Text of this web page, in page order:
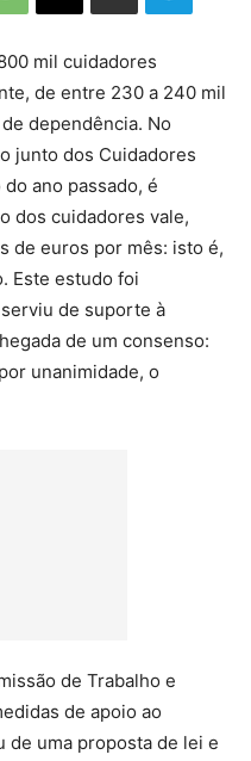
mil cuidadores
de entre 230 a 240 mil
dependência. No
junto dos Cuidadores
ano passado, é
dos cuidadores vale,
de euros por mês: isto é,
Este estudo foi
de suporte à
de um consenso:
unanimidade, o
de Trabalho e
de apoio ao
uma proposta de lei e